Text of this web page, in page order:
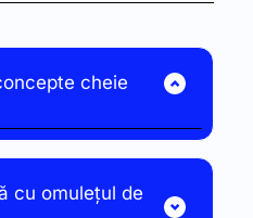
cu omulețul de